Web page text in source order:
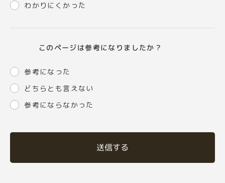
わかりにくかった
このページは参考になりましたか？
参考になった
どちらとも言えない
参考にならなかった
送信する